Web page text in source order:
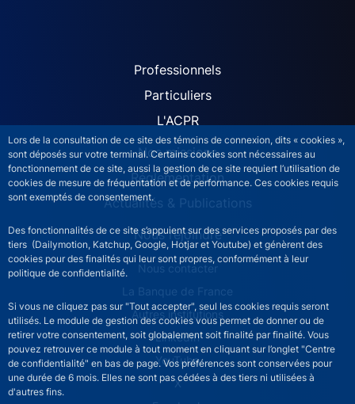
Lors de la consultation de ce site des témoins de connexion, dits « cookies »,
sont déposés sur votre terminal. Certains cookies sont nécessaires au
fonctionnement de ce site, aussi la gestion de ce site requiert l’utilisation de
cookies de mesure de fréquentation et de performance. Ces cookies requis
sont exemptés de consentement.
Des fonctionnalités de ce site s’appuient sur des services proposés par des
tiers (Dailymotion, Katchup, Google, Hotjar et Youtube) et génèrent des
cookies pour des finalités qui leur sont propres, conformément à leur
politique de confidentialité.
Si vous ne cliquez pas sur "Tout accepter", seul les cookies requis seront
utilisés. Le module de gestion des cookies vous permet de donner ou de
retirer votre consentement, soit globalement soit finalité par finalité. Vous
pouvez retrouver ce module à tout moment en cliquant sur l’onglet "Centre
de confidentialité" en bas de page. Vos préférences sont conservées pour
une durée de 6 mois. Elles ne sont pas cédées à des tiers ni utilisées à
d'autres fins.
ACPR site navigation
Professionnels
Particuliers
L'ACPR
Nos missions
Réglementation
Actualités & Publications
Nous rejoindre
ACPR footer secondary menu (French)
Nous contacter
La Banque de France
Autres institutions
LinkedIn
YouTube
X